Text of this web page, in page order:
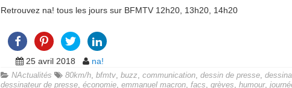
Retrouvez na! tous les jours sur BFMTV 12h20, 13h20, 14h20
25 avril 2018 na!
NActualités 80km/h bfmtv buzz communication dessin de presse
dessinateur de presse économie emmanuel macron facs grèves humour,